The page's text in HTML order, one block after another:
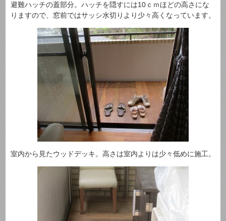
避難ハッチの蓋部分。ハッチを隠すには10ｃｍほどの高さにな
りますので、窓前ではサッシ水切りより少々高くなっています。
室内から見たウッドデッキ。高さは室内よりは少々低めに施工。